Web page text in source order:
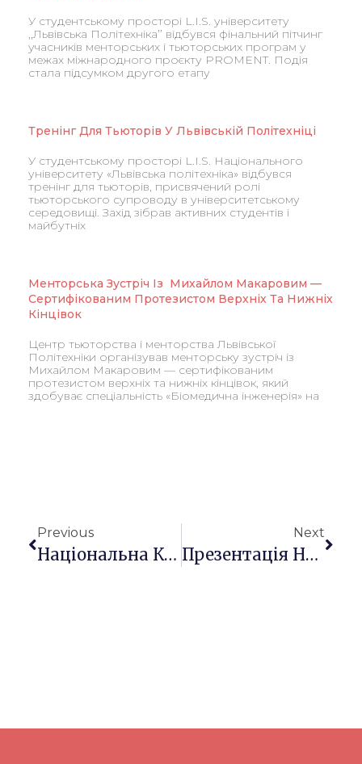
У студентському просторі L.I.S. університету
,,Львівська Політехніка’’ відбувся фінальний пітчинг
учасників менторських і тьюторських програм у
межах міжнародного проєкту PROMENT. Подія
стала підсумком другого етапу
Тренінг Для Тьюторів У Львівській Політехніці
У студентському просторі L.I.S. Національного
університету «Львівська політехніка» відбувся
тренінг для тьюторів, присвячений ролі
тьюторського супроводу в університетському
середовищі. Захід зібрав активних студентів і
майбутніх
Менторська Зустріч Із Михайлом Макаровим —
Сертифікованим Протезистом Верхніх Та Нижніх
Кінцівок
Центр тьюторства і менторства Львівської
Політехніки організував менторську зустріч із
Михайлом Макаровим — сертифікованим
протезистом верхніх та нижніх кінцівок, який
здобуває спеціальність «Біомедична інженерія» на
Previous
Національна Конференція Офісів Академічної Кар’єри 7-8 Грудня, 2023, Ґлівіце (Польща)
Next
Презентація Нового Курсу “Основи Менторства Та Тьюторства” У НУ “Львівська Політехніка”